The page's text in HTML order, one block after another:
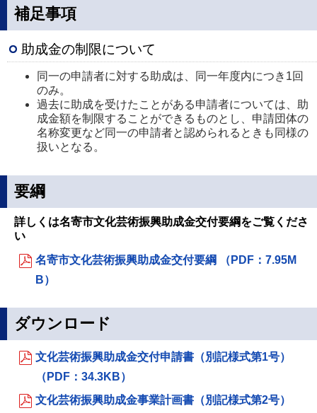
補足事項
助成金の制限について
同一の申請者に対する助成は、同一年度内につき1回
のみ。
過去に助成を受けたことがある申請者については、助
成金額を制限することができるものとし、申請団体の
名称変更など同一の申請者と認められるときも同様の
扱いとなる。
要綱
詳しくは名寄市文化芸術振興助成金交付要綱をご覧くださ
い
名寄市文化芸術振興助成金交付要綱 （PDF：7.95M
B）
ダウンロード
文化芸術振興助成金交付申請書（別記様式第1号）
（PDF：34.3KB）
文化芸術振興助成金事業計画書（別記様式第2号）